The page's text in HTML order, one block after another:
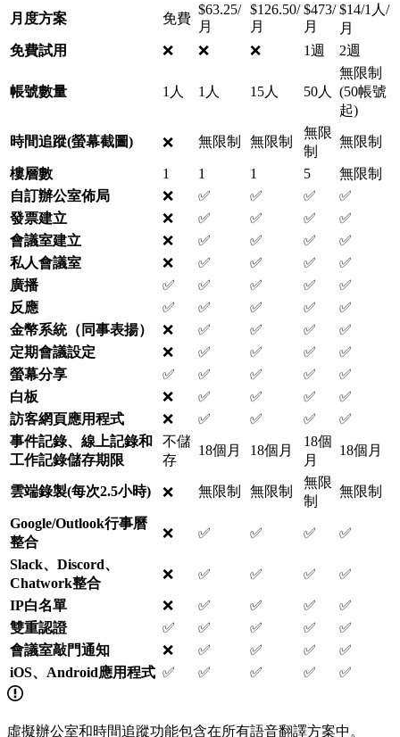
月度方案 免費
$63.25/
月
$126.50/
月
$473/
月
$14/1人/
月
免費試用
❌ ❌ ❌ 1週 2週
帳號數量 1人 1人 15人 50人
無限制
(50帳號
起)
時間追蹤(螢幕截圖) ❌ 無限制 無限制
無限
制
無限制
樓層數 1 1 1 5
無限制
自訂辦公室佈局
❌ ✅ ✅ ✅
✅
發票建立
❌ ✅ ✅ ✅
✅
會議室建立
❌ ✅ ✅ ✅
✅
私人會議室
❌ ✅ ✅ ✅
✅
廣播
✅ ✅ ✅ ✅
✅
反應
✅ ✅ ✅ ✅
✅
金幣系統（同事表揚）
❌ ✅ ✅ ✅
✅
定期會議設定
❌ ✅ ✅ ✅
✅
螢幕分享
✅ ✅ ✅ ✅
✅
白板
❌ ✅ ✅ ✅
✅
訪客網頁應用程式
❌ ✅ ✅ ✅
✅
事件記錄、線上記錄和
工作記錄儲存期限
不儲
存
18個月 18個月
18個
月
18個月
雲端錄製(每次2.5小時) ❌ 無限制 無限制
無限
制
無限制
Google/Outlook行事曆
整合
❌ ✅ ✅ ✅ ✅
Slack、Discord、
Chatwork整合
❌ ✅ ✅ ✅ ✅
IP白名單 ❌ ✅ ✅ ✅
✅
雙重認證
✅ ✅ ✅ ✅
✅
會議室敲門通知
❌ ✅ ✅ ✅
✅
iOS、Android應用程式 ✅ ✅ ✅ ✅ ✅
虛擬辦公室和時間追蹤功能包含在所有語音翻譯方案中。